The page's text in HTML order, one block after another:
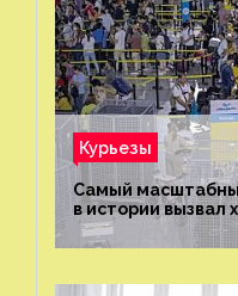
Курьезы
Самый
в истории вызвал
было?